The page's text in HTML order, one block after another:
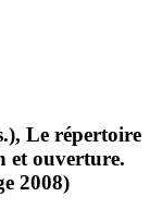
Le répertoire
et ouverture.
2008)